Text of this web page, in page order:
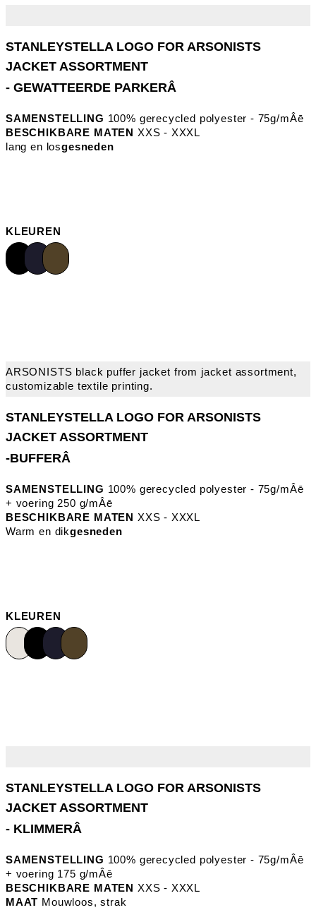
- GEWATTEERDE PARKERÂ
SAMENSTELLING 100% gerecycled polyester - 75g/mÂē
BESCHIKBARE MATEN XXS - XXXL
lang en losgesneden
KLEUREN
-BUFFERÂ
SAMENSTELLING 100% gerecycled polyester - 75g/mÂē
+ voering 250 g/mÂē
BESCHIKBARE MATEN XXS - XXXL
Warm en dikgesneden
KLEUREN
- KLIMMERÂ
SAMENSTELLING 100% gerecycled polyester - 75g/mÂē
+ voering 175 g/mÂē
BESCHIKBARE MATEN XXS - XXXL
MAAT Mouwloos, strak